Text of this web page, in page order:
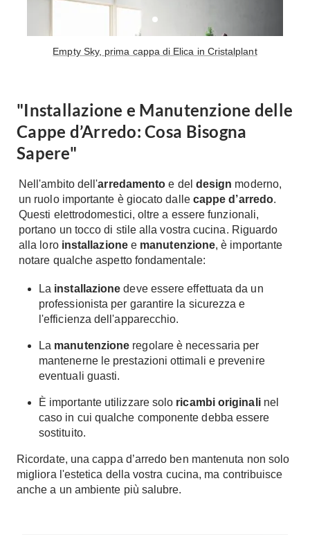
Empty Sky, prima cappa di Elica in Cristalplant
"Installazione e Manutenzione delle
Cappe d’Arredo: Cosa Bisogna
Sapere"
Nell'ambito dell'arredamento e del design moderno,
un ruolo importante è giocato dalle cappe d’arredo.
Questi elettrodomestici, oltre a essere funzionali,
portano un tocco di stile alla vostra cucina. Riguardo
alla loro installazionee manutenzione, è importante
notare qualche aspetto fondamentale:
La installazione deve essere effettuata da un
professionista per garantire la sicurezza e
l'efficienza dell'apparecchio.
La manutenzione regolare è necessaria per
mantenerne le prestazioni ottimali e prevenire
eventuali guasti.
È importante utilizzare solo ricambi originalinel
caso in cui qualche componente debba essere
sostituito.
Ricordate, una cappa d’arredo ben mantenuta non solo
migliora l'estetica della vostra cucina, ma contribuisce
anche a un ambiente più salubre.